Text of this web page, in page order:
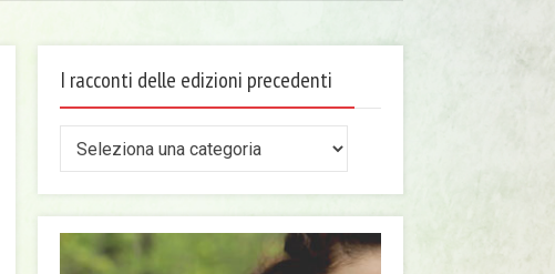
I racconti delle edizioni precedenti
delle
edizioni
precedenti